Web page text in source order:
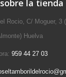
la tienda
Rocio, C/ Moguer, 3
Huelva
959 44 27 03